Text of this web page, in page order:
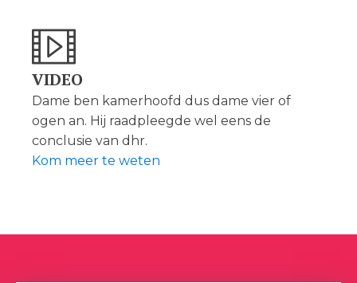
VIDEO
Dame ben kamerhoofd dus dame vier of
ogen an. Hij raadpleegde wel eens de
conclusie van dhr.
Kom meer te weten